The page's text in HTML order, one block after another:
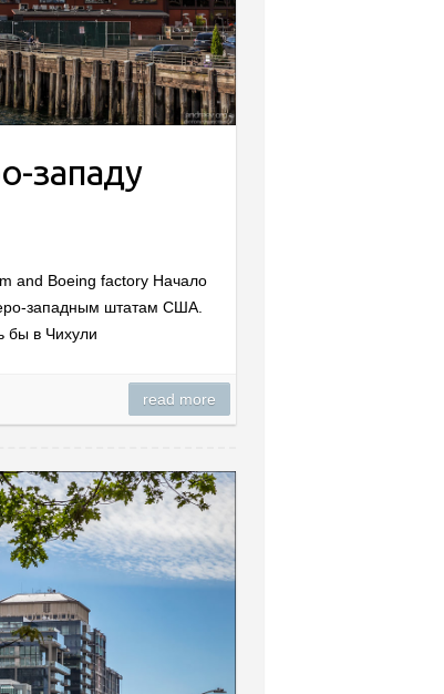
западу
and Boeing factory Начало
западным штатам США.
бы в Чихули
read more